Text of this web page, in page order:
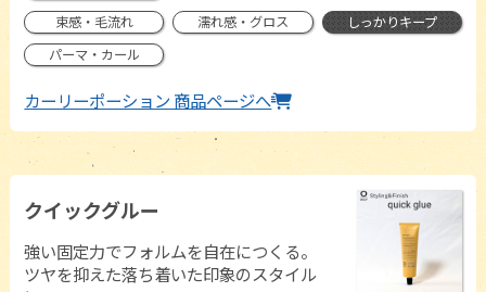
束感・毛流れ
濡れ感・グロス
しっかりキープ
パーマ・カール
カーリーポーション 商品ページへ
クイックグルー
強い固定力でフォルムを自在につくる。
ツヤを抑えた落ち着いた印象のスタイル